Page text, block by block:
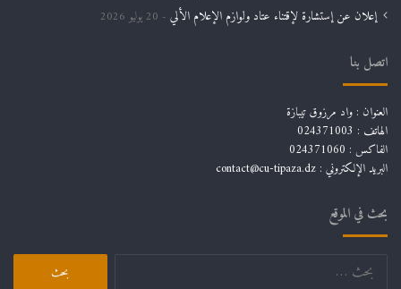
إعلان عن إستشارة لإقتناء عتاد ولوازم الإعلام الألي 20 يوليو 2026
اتصل بنا
العنوان : واد مرزوق تيبازة
الهاتف : 024371003
الفاكس : 024371060
البريد الإلكتروني : contact@cu-tipaza.dz
بحث في الموقع
البحث